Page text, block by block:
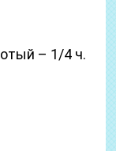
– 1/4 ч.